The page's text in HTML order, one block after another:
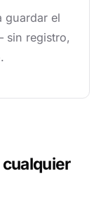
guardar el
sin registro,